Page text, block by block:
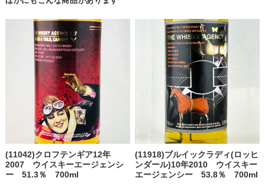
(11042)クロフテンギア12年
2007 ウイスキーエージェンシ
ー 51.3％ 700ml
(11918)ブルイックラディ(ロッヒ
ンダール)10年2010 ウイスキー
エージェンシー 53.8％ 700ml